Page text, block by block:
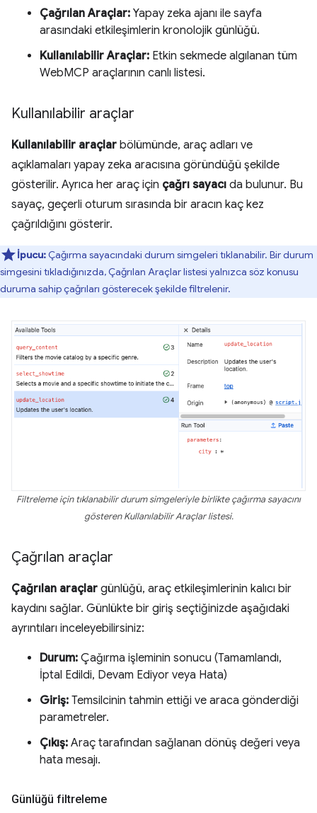
Çağrılan Araçlar: Yapay zeka ajanı ile sayfa
arasındaki etkileşimlerin kronolojik günlüğü.
Kullanılabilir Araçlar: Etkin sekmede algılanan tüm
WebMCP araçlarının canlı listesi.
Kullanılabilir araçlar
Kullanılabilir araçlar bölümünde, araç adları ve
açıklamaları yapay zeka aracısına göründüğü şekilde
gösterilir. Ayrıca her araç için çağrı sayacı da bulunur. Bu
sayaç, geçerli oturum sırasında bir aracın kaç kez
çağrıldığını gösterir.
İpucu: Çağırma sayacındaki durum simgeleri tıklanabilir. Bir durum
simgesini tıkladığınızda, Çağrılan Araçlar listesi yalnızca söz konusu
duruma sahip çağrıları gösterecek şekilde filtrelenir.
Filtreleme için tıklanabilir durum simgeleriyle birlikte çağırma sayacını
gösteren Kullanılabilir Araçlar listesi.
Çağrılan araçlar
Çağrılan araçlar günlüğü, araç etkileşimlerinin kalıcı bir
kaydını sağlar. Günlükte bir giriş seçtiğinizde aşağıdaki
ayrıntıları inceleyebilirsiniz:
Durum: Çağırma işleminin sonucu (Tamamlandı,
İptal Edildi, Devam Ediyor veya Hata)
Giriş: Temsilcinin tahmin ettiği ve araca gönderdiği
parametreler.
Çıkış: Araç tarafından sağlanan dönüş değeri veya
hata mesajı.
Günlüğü filtreleme